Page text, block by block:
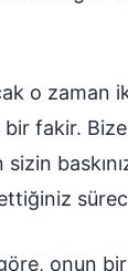
o zaman
bir fakir.
onun